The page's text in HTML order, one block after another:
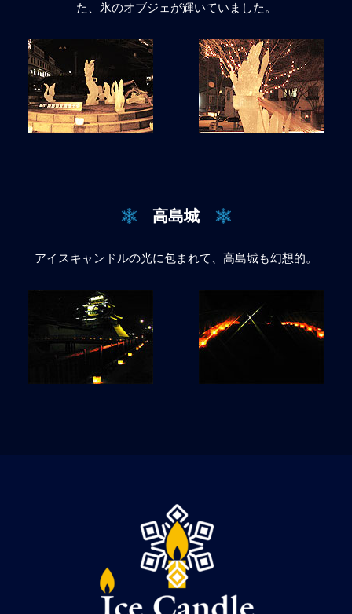
た、氷のオブジェが輝いていました。
高島城
アイスキャンドルの光に包まれて、高島城も幻想的。